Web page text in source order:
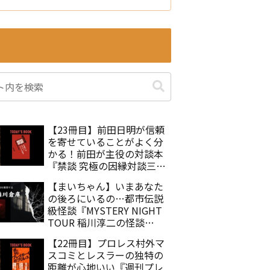
【23冊目】前田日明が信頼
を寄せていることがよく分
かる！前田が主役の対談本
『禁談 究極の因縁対談三本
【まいちゃん】いまあなた
の後ろにいるの…都市伝説
級怪談『MYSTERY NIGHT
TOUR 稲川淳二の怪談
【22冊目】プロレス村外マ
スコミとレスラーの独特の
距離が心地いい『週刊プレ